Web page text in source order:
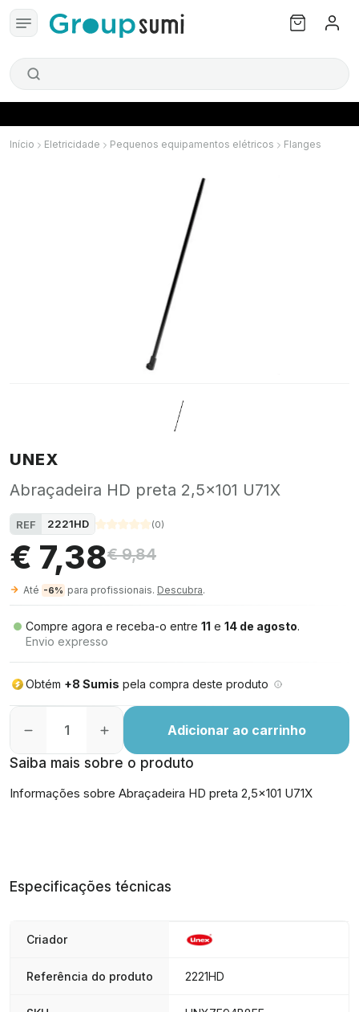
Início Eletricidade Pequenos equipamentos elétricos Flanges
UNEX
Abraçadeira HD preta 2,5x101 U71X
REF 2221HD (0)
€ 7,38€ 9,84
Até -6% para profissionais. Descubra.
Compre agora e receba-o entre 11 e 14 de agosto.
Envio expresso
Obtém +8 Sumis pela compra deste produto
Adicionar ao carrinho
Saiba mais sobre o produto
Informações sobre Abraçadeira HD preta 2,5x101 U71X
Especificações técnicas
Criador
Referência do produto 2221HD